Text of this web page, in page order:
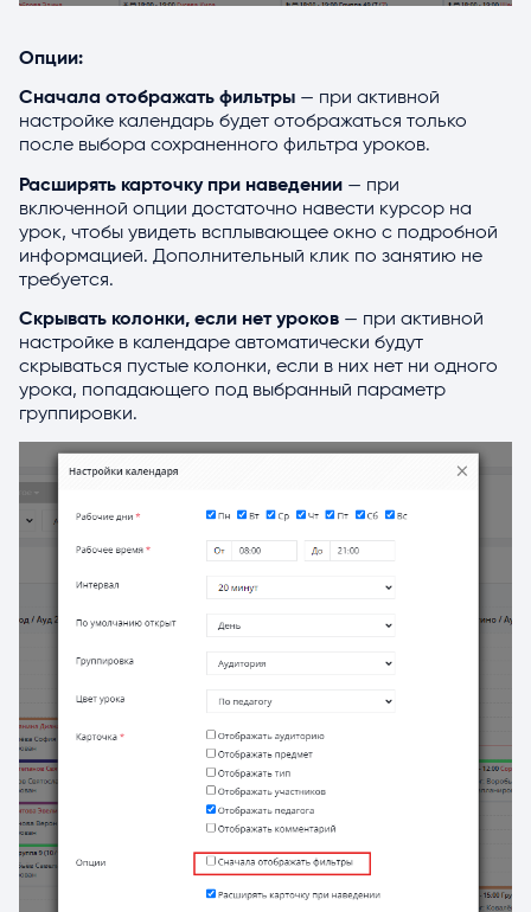
Опции:
Сначала отображать фильтры — при активной
настройке календарь будет отображаться только
после выбора сохраненного фильтра уроков.
Расширять карточку при наведении — при
включенной опции достаточно навести курсор на
урок, чтобы увидеть всплывающее окно с подробной
информацией. Дополнительный клик по занятию не
требуется.
Скрывать колонки, если нет уроков — при активной
настройке в календаре автоматически будут
скрываться пустые колонки, если в них нет ни одного
урока, попадающего под выбранный параметр
группировки.